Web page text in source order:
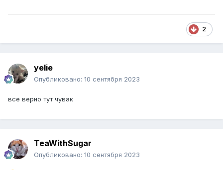
2
yelie
Опубликовано: 10 сентября 2023
все верно тут чувак
TeaWithSugar
Опубликовано: 10 сентября 2023